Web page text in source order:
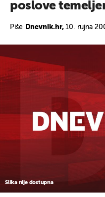
poslove
Piše Dnevnik.hr, 10. rujna
Slika nije dostupna